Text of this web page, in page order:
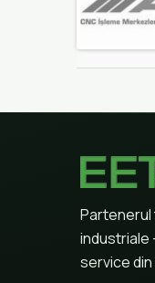
industriale
service din